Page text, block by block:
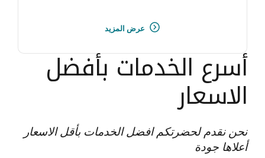
عرض المزيد
أسرع الخدمات بأفضل
الاسعار
نحن نقدم لحضرتكم افضل الخدمات بأقل الاسعار
أعلاها جودة